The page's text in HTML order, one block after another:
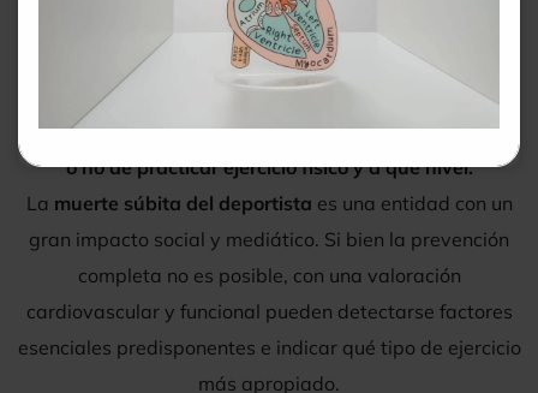
cardiovascular (hipertensión, diabetes, colesterol,
sedentarismo…) o con patologías cardiovasculares
diagnosticadas hace necesario que surjan
especialistas
para el control de la actitud deportiva y la conveniencia
o no de practicar ejercicio físico y a qué nivel.
La muerte súbita del deportista es una entidad con un
gran impacto social y mediático. Si bien la prevención
completa no es posible, con una valoración
cardiovascular y funcional pueden detectarse factores
esenciales predisponentes e indicar qué tipo de ejercicio
más apropiado.